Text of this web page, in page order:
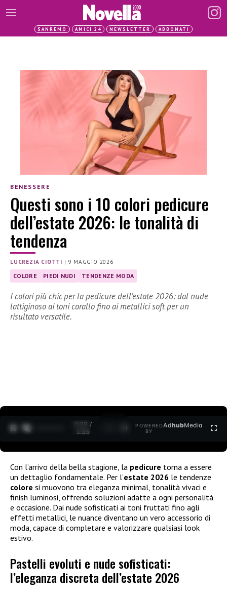
SANREMO AMICI 24 NEWSLETTER ABBONATI
BENESSERE
Questi sono i 10 colori pedicure
dell’estate 2026: le tonalità di
tendenza
LUCREZIA CIOTTI | 9 MAGGIO 2026
COLORE PIEDI NUDI TENDENZE MODA
I colori più chic per la pedicure dell’estate 2026: dal nude
lattiginoso ai toni corallo fino ai metallici soft per un
risultato versatile.
0:30 /
3:35
POWERED
BY
AdhubMedia
Con l’arrivo della bella stagione, la pedicure torna a essere
un dettaglio fondamentale. Per l’estate 2026 le tendenze
colore si muovono tra eleganza minimal, tonalità vivaci e
finish luminosi, offrendo soluzioni adatte a ogni personalità
e occasione. Dai nude sofisticati ai toni fruttati fino agli
effetti metallici, le nuance diventano un vero accessorio di
moda, capace di completare e valorizzare qualsiasi look
estivo.
Pastelli evoluti e nude sofisticati:
l’eleganza discreta dell’estate 2026